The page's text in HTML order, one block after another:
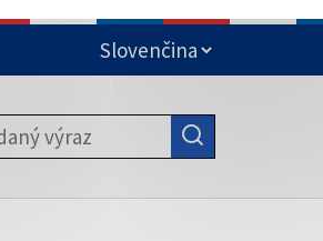
vždy začína
KARTE
NOVEJ KARTE
NA NOVEJ KARTE